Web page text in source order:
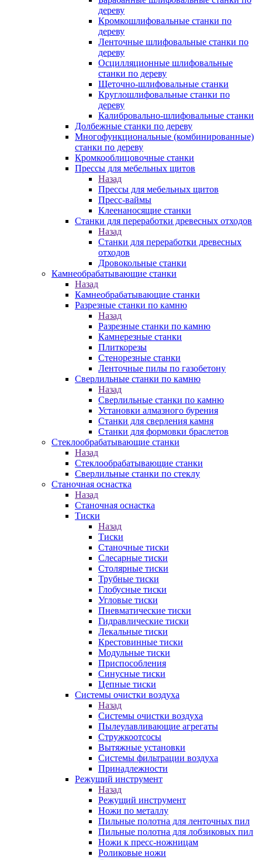
дереву
Кромкошлифовальные станки по
дереву
Ленточные шлифовальные станки по
дереву
Осцилляционные шлифовальные
станки по дереву
Щеточно-шлифовальные станки
Круглошлифовальные станки по
дереву
Калибровально-шлифовальные станки
Долбежные станки по дереву
Многофункциональные (комбинированные)
станки по дереву
Кромкооблицовочные станки
Прессы для мебельных щитов
Назад
Прессы для мебельных щитов
Пресс-ваймы
Клеенаносящие станки
Станки для переработки древесных отходов
Назад
Станки для переработки древесных
отходов
Дровокольные станки
Камнеобрабатывающие станки
Назад
Камнеобрабатывающие станки
Разрезные станки по камню
Назад
Разрезные станки по камню
Камнерезные станки
Плиткорезы
Стенорезные станки
Ленточные пилы по газобетону
Сверлильные станки по камню
Назад
Сверлильные станки по камню
Установки алмазного бурения
Станки для сверления камня
Станки для формовки браслетов
Стеклообрабатывающие станки
Назад
Стеклообрабатывающие станки
Сверлильные станки по стеклу
Станочная оснастка
Назад
Станочная оснастка
Тиски
Назад
Тиски
Станочные тиски
Слесарные тиски
Столярные тиски
Трубные тиски
Глобусные тиски
Угловые тиски
Пневматические тиски
Гидравлические тиски
Лекальные тиски
Крестовинные тиски
Модульные тиски
Приспособления
Синусные тиски
Цепные тиски
Системы очистки воздуха
Назад
Системы очистки воздуха
Пылеулавливающие агрегаты
Стружкоотсосы
Вытяжные установки
Системы фильтрации воздуха
Принадлежности
Режущий инструмент
Назад
Режущий инструмент
Ножи по металлу
Пильные полотна для ленточных пил
Пильные полотна для лобзиковых пил
Ножи к пресс-ножницам
Роликовые ножи